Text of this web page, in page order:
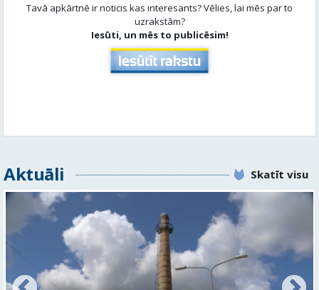
Tavā apkārtnē ir noticis kas interesants? Vēlies, lai mēs par to
uzrakstām?
Iesūti, un mēs to publicēsim!
Aktuāli Skatīt visu